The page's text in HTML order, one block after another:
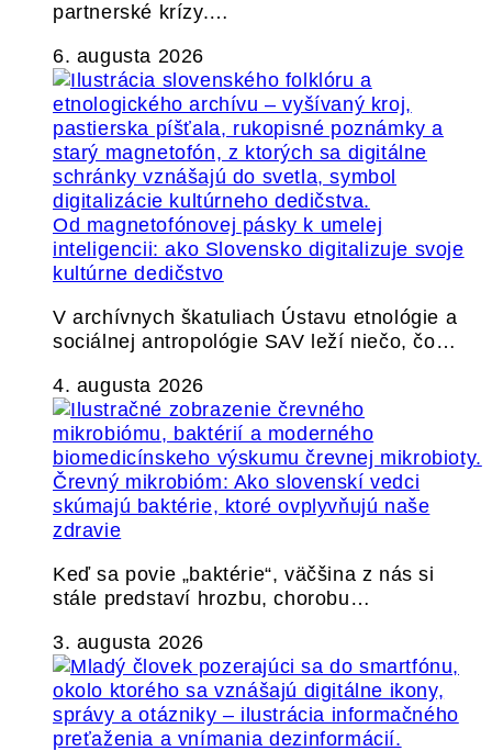
partnerské krízy.…
6. augusta 2026
Od magnetofónovej pásky k umelej
inteligencii: ako Slovensko digitalizuje svoje
kultúrne dedičstvo
V archívnych škatuliach Ústavu etnológie a
sociálnej antropológie SAV leží niečo, čo…
4. augusta 2026
Črevný mikrobióm: Ako slovenskí vedci
skúmajú baktérie, ktoré ovplyvňujú naše
zdravie
Keď sa povie „baktérie“, väčšina z nás si
stále predstaví hrozbu, chorobu…
3. augusta 2026